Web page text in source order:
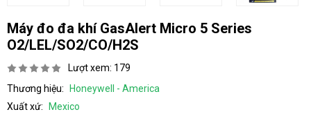
Máy đo đa khí GasAlert Micro 5 Series
O2/LEL/SO2/CO/H2S
Lượt xem: 179
Thương hiệu:
Honeywell - America
Xuất xứ:
Mexico